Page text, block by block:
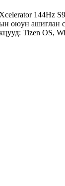
144Hz
оюун
Tizen OS,